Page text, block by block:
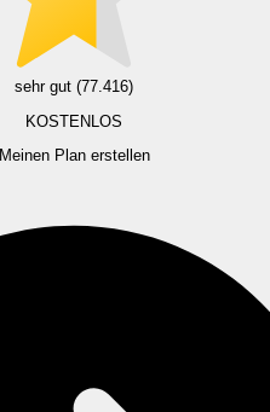
sehr gut (77.416)
KOSTENLOS
Meinen Plan erstellen